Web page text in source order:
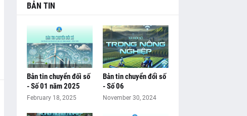
BẢN TIN
Bản tin chuyển đối số
- Số 01 năm 2025
February 18, 2025
Bản tin chuyển đổi số
- Số 06
November 30, 2024